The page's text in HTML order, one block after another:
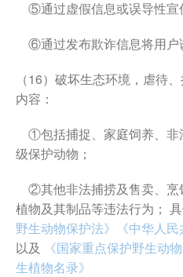
⑤通过虚假信息或误导性宣
⑥通过发布欺诈信息将用户
（16）破坏生态环境，虐待
内容：
①包括捕捉、家庭饲养、非
级保护动物；
②其他非法捕捞及售卖、烹
植物及其制品等违法行为；
野生动物保护法》
《中华人
以及
《国家重点保护野生动物
生植物名录》